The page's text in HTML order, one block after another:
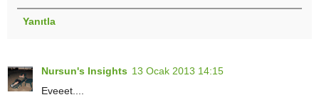
Yanıtla
Nursun's Insights 13 Ocak 2013 14:15
Eveeet....